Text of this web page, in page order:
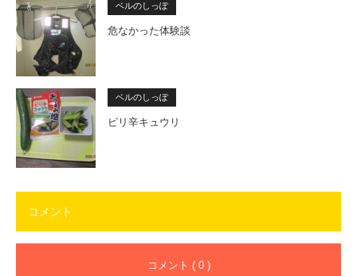
ベルのしっぽ
危なかった体験談
ベルのしっぽ
ピリ辛キュウリ
コメント
コメント ( 0 )